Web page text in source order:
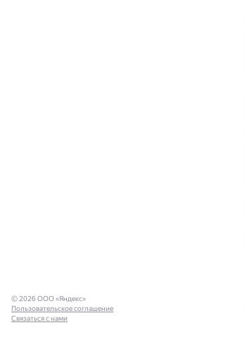
© 2026 ООО «Яндекс»
Пользовательское соглашение
Связаться с нами